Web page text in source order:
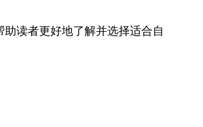
读者更好地了解并选择适合自